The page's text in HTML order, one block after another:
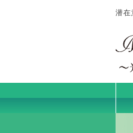
潜在